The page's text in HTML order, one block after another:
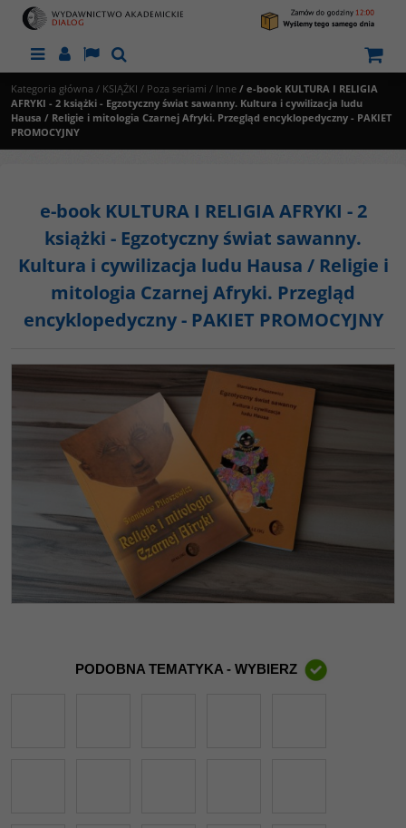
MenuPanelLangSzukaj
Kategoria główna / KSIĄŻKI / Poza seriami / Inne / e-book KULTURA I RELIGIA
AFRYKI - 2 książki - Egzotyczny świat sawanny. Kultura i cywilizacja ludu
Hausa / Religie i mitologia Czarnej Afryki. Przegląd encyklopedyczny - PAKIET
PROMOCYJNY
e-book KULTURA I RELIGIA AFRYKI - 2
książki - Egzotyczny świat sawanny.
Kultura i cywilizacja ludu Hausa / Religie i
mitologia Czarnej Afryki. Przegląd
encyklopedyczny - PAKIET PROMOCYJNY
PODOBNA TEMATYKA - WYBIERZ